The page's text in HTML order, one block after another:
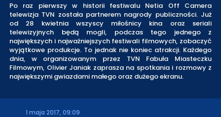
Po raz pierwszy w historii festiwalu Netia Off Camera
telewizja TVN została partnerem nagrody publiczności. Już
od 28 kwietnia wszyscy miłośnicy kina oraz seriali
telewizyjnych będą mogli, podczas tego jednego z
największych i najważniejszych festiwali filmowych, zobaczyć
wyjątkowe produkcje. To jednak nie koniec atrakcji. Każdego
dnia, w organizowanym przez TVN Fabuła Miasteczku
Filmowym, Olivier Janiak zaprasza na spotkania i rozmowy z
największymi gwiazdami małego oraz dużego ekranu.
1 maja 2017, 09:09